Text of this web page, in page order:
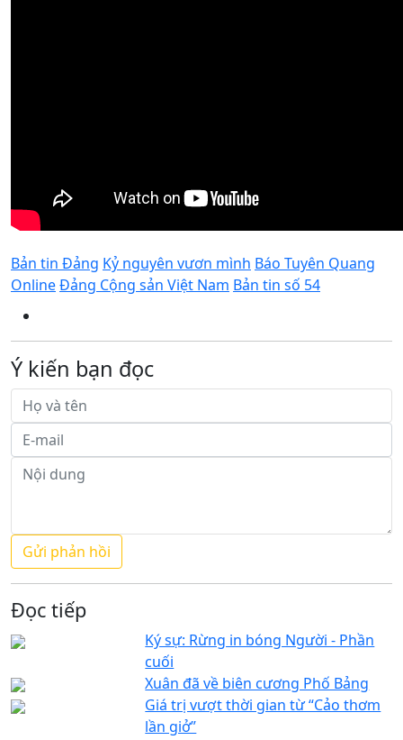
Bản tin Đảng Kỷ nguyên vươn mình Báo Tuyên Quang
OnlineĐảng Cộng sản Việt Nam Bản tin số 54
Ý kiến bạn đọc
Đọc tiếp
Ký sự: Rừng in bóng Người - Phần
cuối
Xuân đã về biên cương Phố Bảng
Giá trị vượt thời gian từ “Cảo thơm
lần giở”